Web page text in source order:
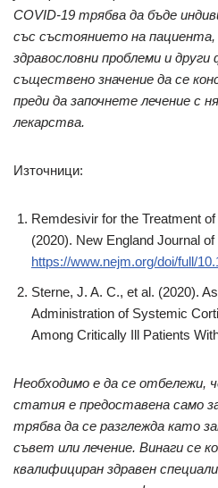
COVID-19 трябва да бъде
със състоянието на
здравословни проблеми и
съществено значение да се
преди да започнете лечение с
лекарства.
Източници:
Remdesivir for the Treatment
(2020). New England Journal of
https://www.nejm.org/doi/full/
Sterne, J. A. C., et al. (2020).
Administration of Systemic
Among Critically Ill Patients
Необходимо е да се отбележи,
статия е предоставена само
трябва да се разглежда като
съвет или лечение. Винаги се
квалифициран здравен